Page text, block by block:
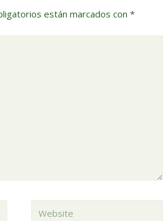
están marcados con *
Website